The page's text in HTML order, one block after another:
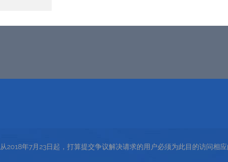
年7月23日起，打算提交争议解决请求的用户必须为此目的访问相